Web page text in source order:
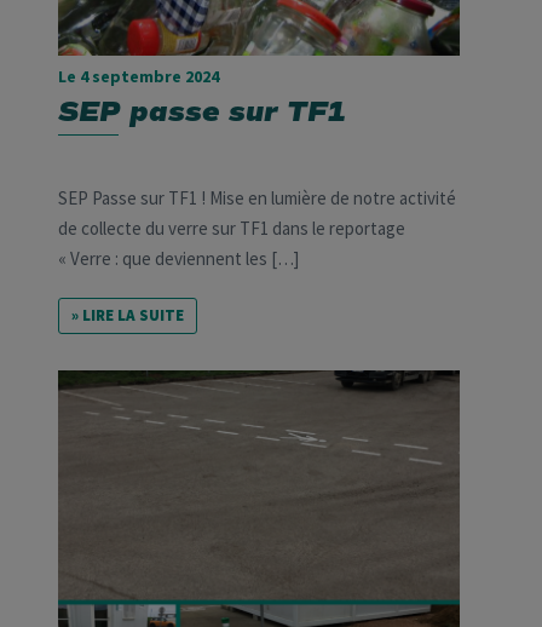
Le 4 septembre 2024
SEP passe sur TF1
SEP Passe sur TF1 ! Mise en lumière de notre activité
de collecte du verre sur TF1 dans le reportage
« Verre : que deviennent les […]
» LIRE LA SUITE